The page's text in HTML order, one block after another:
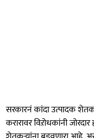
सरकारनं कांदा उत्पादक
करारावर विऱोधकांनी